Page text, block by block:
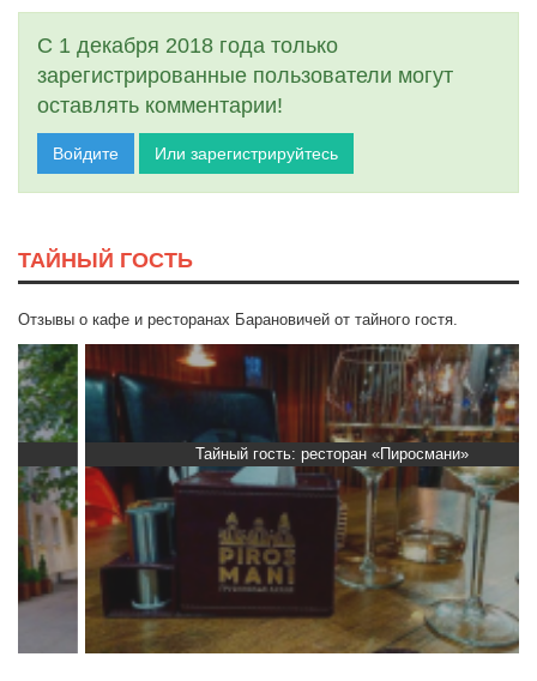
С 1 декабря 2018 года только
зарегистрированные пользователи могут
оставлять комментарии!
Войдите Или зарегистрируйтесь
ТАЙНЫЙ ГОСТЬ
Отзывы о кафе и ресторанах Барановичей от тайного гостя.
Тайный гость: ресторан «Пиросмани»